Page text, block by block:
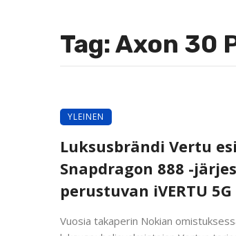
Tag: Axon 30
YLEINEN
Luksusbrändi Vertu
Snapdragon 888 -
perustuvan iVERTU
Vuosia takaperin Nokian